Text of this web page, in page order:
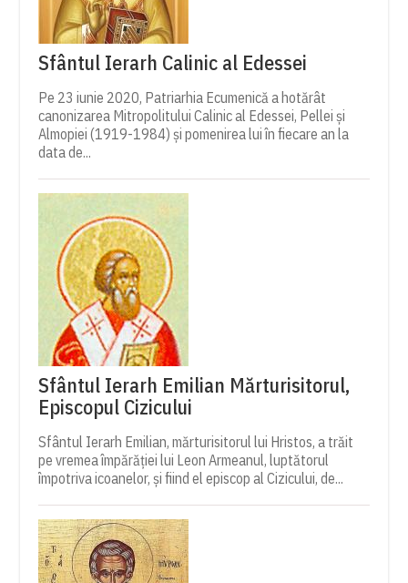
Sfântul Ierarh Calinic al Edessei
Pe 23 iunie 2020, Patriarhia Ecumenică a hotărât
canonizarea Mitropolitului Calinic al Edessei, Pellei și
Almopiei (1919-1984) și pomenirea lui în fiecare an la
data de...
Sfântul Ierarh Emilian Mărturisitorul,
Episcopul Cizicului
Sfântul Ierarh Emilian, mărturisitorul lui Hristos, a trăit
pe vremea împărăției lui Leon Armeanul, luptătorul
împotriva icoanelor, și fiind el episcop al Cizicului, de...